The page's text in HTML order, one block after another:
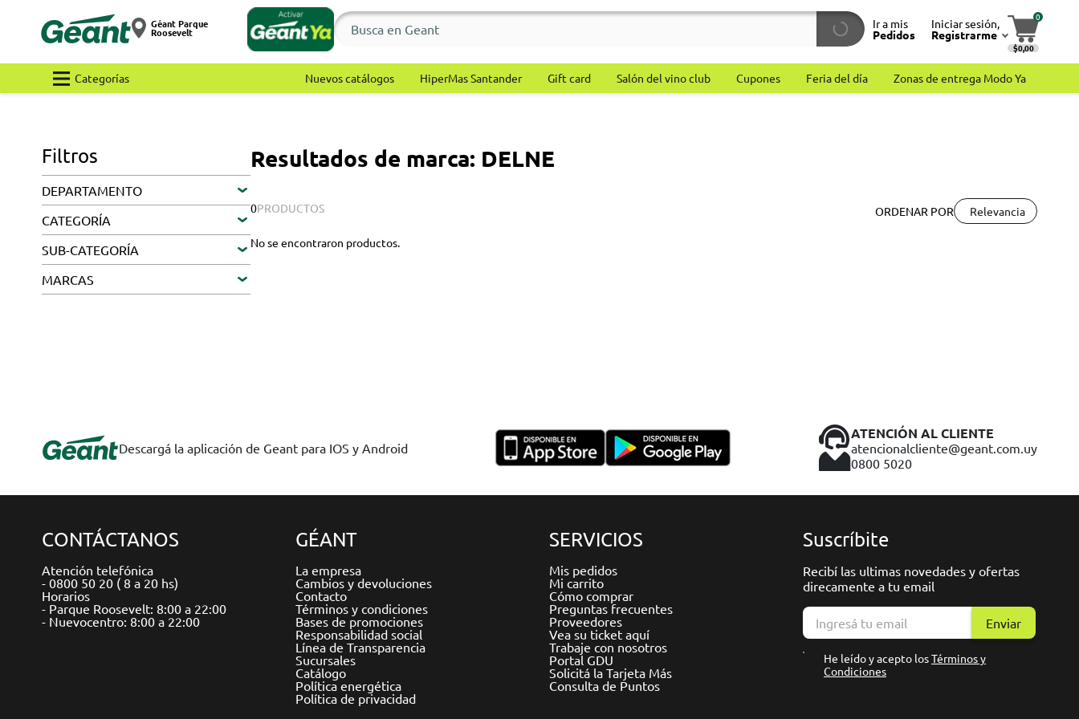
Géant Parque
Roosevelt
Ir a mis
Pedidos
Iniciar sesión,
Registrarme
0
$0,00
Categorías Nuevos catálogos HiperMas Santander Gift card Salón del vino club Cupones Feria del día Zonas de entrega Modo Ya
Filtros
DEPARTAMENTO
CATEGORÍA
SUB-CATEGORÍA
MARCAS
Resultados de marca: DELNE
ORDENAR POR Relevancia
0PRODUCTOS
No se encontraron productos.
Descargá la aplicación de Geant para IOS y Android
ATENCIÓN AL CLIENTE
atencionalcliente@geant.com.uy
0800 5020
CONTÁCTANOS
Atención telefónica
- 0800 50 20 ( 8 a 20 hs)
Horarios
- Parque Roosevelt: 8:00 a 22:00
- Nuevocentro: 8:00 a 22:00
GÉANT
La empresa
Cambios y devoluciones
Contacto
Términos y condiciones
Bases de promociones
Responsabilidad social
Línea de Transparencia
Sucursales
Catálogo
Política energética
Política de privacidad
SERVICIOS
Mis pedidos
Mi carrito
Cómo comprar
Preguntas frecuentes
Proveedores
Vea su ticket aquí
Trabaje con nosotros
Portal GDU
Solicitá la Tarjeta Más
Consulta de Puntos
Suscríbite
Recibí las ultimas novedades y ofertas
direcamente a tu email
Enviar
He leído y acepto losTérminos y
Condiciones